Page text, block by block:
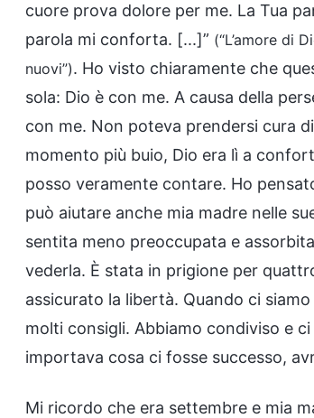
cuore prova dolore per me. La Tua
parola mi conforta. [...]” (“L’amore di
nuovi”). Ho visto chiaramente che
sola: Dio è con me. A causa della
con me. Non poteva prendersi cura
momento più buio, Dio era lì a
posso veramente contare. Ho
può aiutare anche mia madre nelle
sentita meno preoccupata e
vederla. È stata in prigione per
assicurato la libertà. Quando ci
molti consigli. Abbiamo condiviso e
importava cosa ci fosse successo,
Mi ricordo che era settembre e mia